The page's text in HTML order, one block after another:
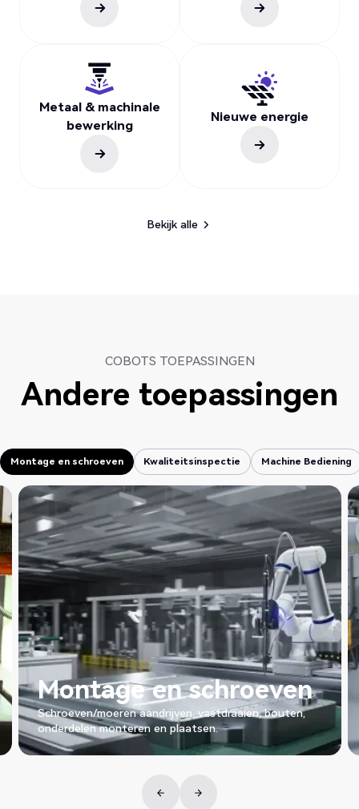
Metaal & machinale
bewerking
Nieuwe energie
Bekijk alle
COBOTS TOEPASSINGEN
Andere toepassingen
Montage en schroeven
Montage en schroeven
Kwaliteitsinspectie
Kwaliteitsinspectie
Machine Bediening
Machine Bediening
en schroeven
aandrijven, vastdraaien, bouten,
en plaatsen.
Kwaliteitscontrole,